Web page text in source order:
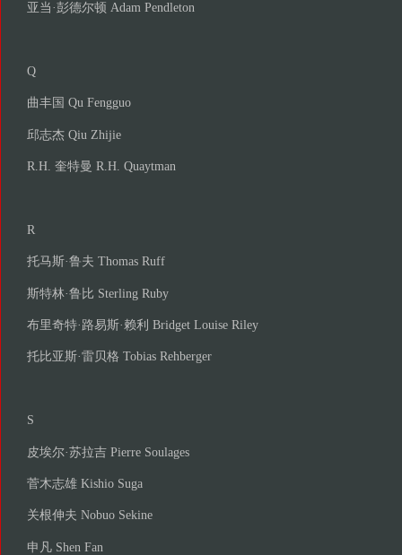
亚当·彭德尔顿 Adam Pendleton
Q
曲丰国 Qu Fengguo
邱志杰 Qiu Zhijie
R.H. 奎特曼 R.H. Quaytman
R
托马斯·鲁夫 Thomas Ruff
斯特林·鲁比 Sterling Ruby
布里奇特·路易斯·赖利 Bridget Louise Riley
托比亚斯·雷贝格 Tobias Rehberger
S
皮埃尔·苏拉吉 Pierre Soulages
菅木志雄 Kishio Suga
关根伸夫 Nobuo Sekine
申凡 Shen Fan